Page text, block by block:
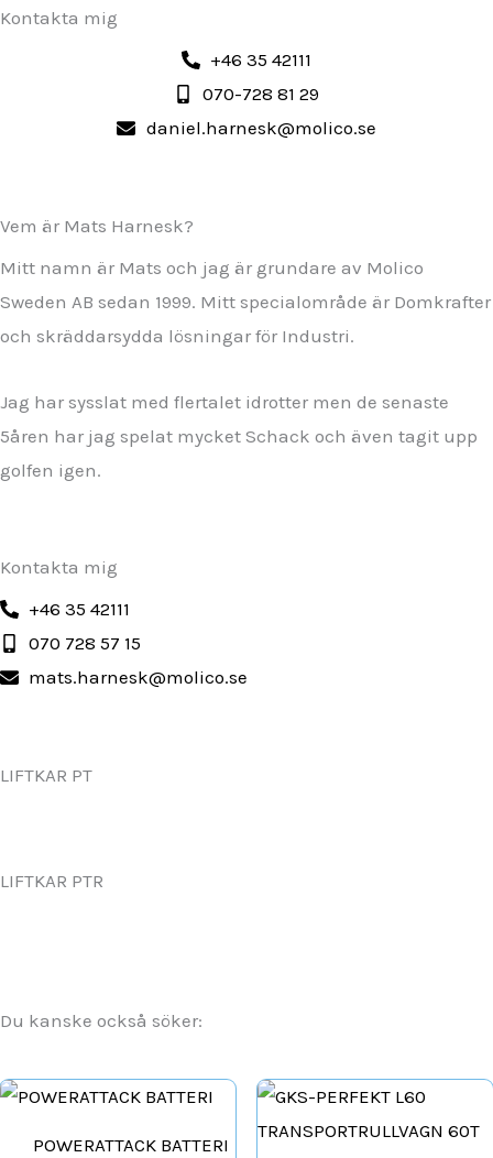
Kontakta mig
+46 35 42111
070-728 81 29
daniel.harnesk@molico.se
Vem är Mats Harnesk?
Mitt namn är Mats och jag är grundare av Molico
Sweden AB sedan 1999. Mitt specialområde är Domkrafter
och skräddarsydda lösningar för Industri.
Jag har sysslat med flertalet idrotter men de senaste
5åren har jag spelat mycket Schack och även tagit upp
golfen igen.
Kontakta mig
+46 35 42111
070 728 57 15
mats.harnesk@molico.se
LIFTKAR PT
LIFTKAR PTR
Du kanske också söker:
POWERATTACK BATTERI